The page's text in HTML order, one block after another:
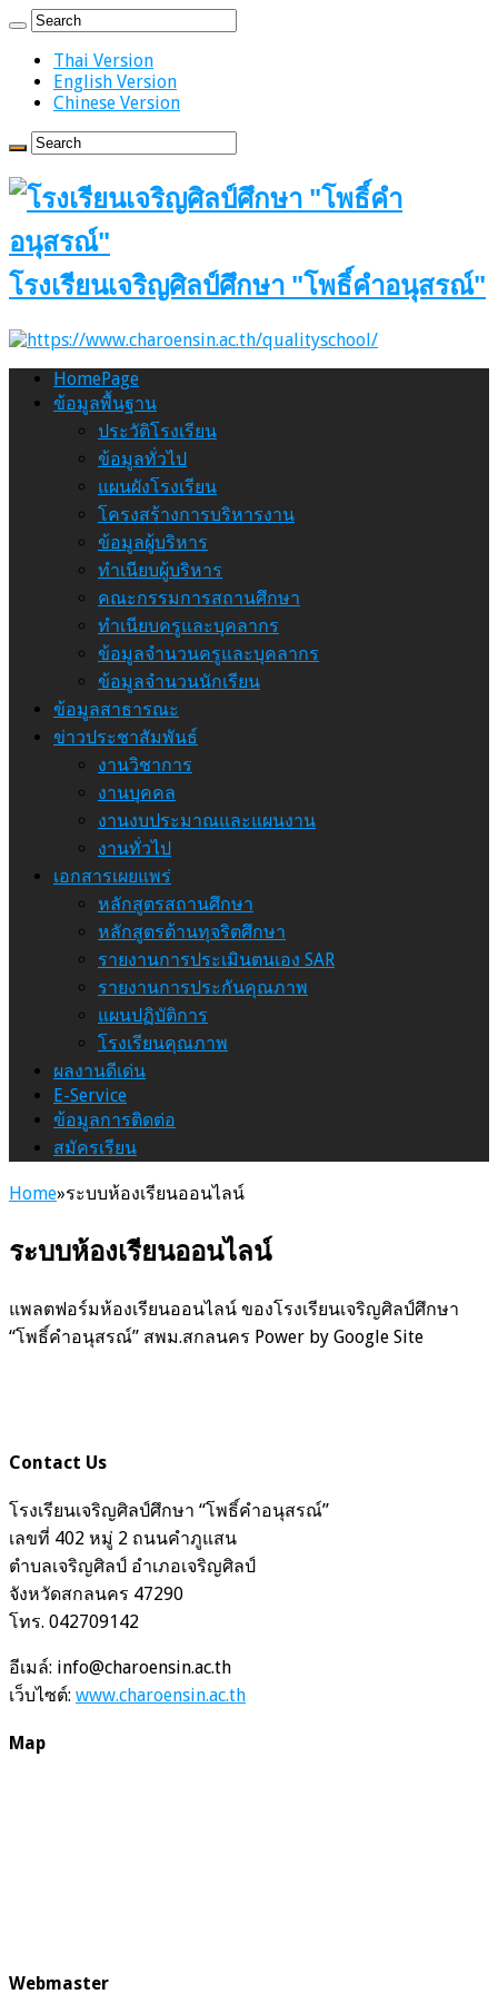
Thai Version
English Version
Chinese Version
โรงเรียนเจริญศิลป์ศึกษา "โพธิ์คำอนุสรณ์"
HomePage
ข้อมูลพื้นฐาน
ประวัติโรงเรียน
ข้อมูลทั่วไป
แผนผังโรงเรียน
โครงสร้างการบริหารงาน
ข้อมูลผู้บริหาร
ทำเนียบผู้บริหาร
คณะกรรมการสถานศึกษา
ทำเนียบครูและบุคลากร
ข้อมูลจำนวนครูและบุคลากร
ข้อมูลจำนวนนักเรียน
ข้อมูลสาธารณะ
ข่าวประชาสัมพันธ์
งานวิชาการ
งานบุคคล
งานงบประมาณและแผนงาน
งานทั่วไป
เอกสารเผยแพร่
หลักสูตรสถานศึกษา
หลักสูตรต้านทุจริตศึกษา
รายงานการประเมินตนเอง SAR
รายงานการประกันคุณภาพ
แผนปฏิบัติการ
โรงเรียนคุณภาพ
ผลงานดีเด่น
E-Service
ข้อมูลการติดต่อ
สมัครเรียน
Home»ระบบห้องเรียนออนไลน์
ระบบห้องเรียนออนไลน์
แพลตฟอร์มห้องเรียนออนไลน์ ของโรงเรียนเจริญศิลป์ศึกษา
“โพธิ์คำอนุสรณ์” สพม.สกลนคร Power by Google Site
Contact Us
โรงเรียนเจริญศิลป์ศึกษา “โพธิ์คำอนุสรณ์”
เลขที่ 402 หมู่ 2 ถนนคำภูแสน
ตำบลเจริญศิลป์ อำเภอเจริญศิลป์
จังหวัดสกลนคร 47290
โทร. 042709142
อีเมล์: info@charoensin.ac.th
เว็บไซต์: www.charoensin.ac.th
Map
Webmaster